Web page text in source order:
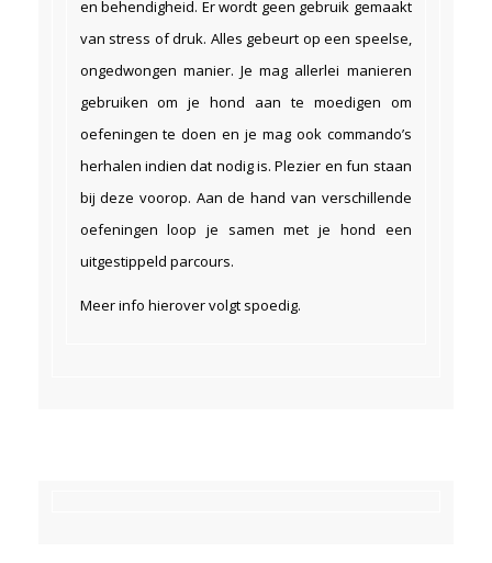
en behendigheid. Er wordt geen gebruik gemaakt
van stress of druk. Alles gebeurt op een speelse,
ongedwongen manier. Je mag allerlei manieren
gebruiken om je hond aan te moedigen om
oefeningen te doen en je mag ook commando’s
herhalen indien dat nodig is. Plezier en fun staan
bij deze voorop. Aan de hand van verschillende
oefeningen loop je samen met je hond een
uitgestippeld parcours.
Meer info hierover volgt spoedig.